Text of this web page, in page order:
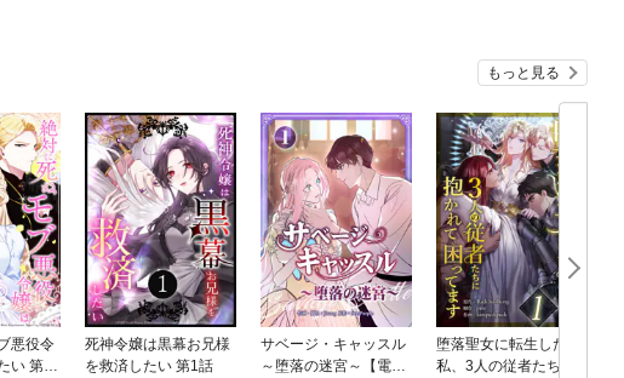
もっと見る
悪役令
い 第1
死神令嬢は黒幕お兄様
を救済したい 第1話
サベージ・キャッスル
～堕落の迷宮～【電子
堕落聖女に転生した
私、3人の従者たちに